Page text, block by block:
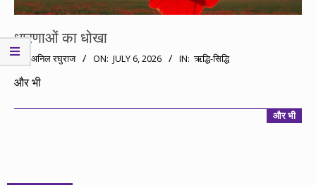
धारणाओं का धोखा
2026-
07-
BY: अनिल रघुराज ON: JULY 6, 2026 IN: ऋद्धि-सिद्धि
और भी
और भी